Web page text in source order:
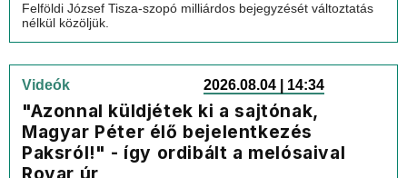
Felföldi József Tisza-szopó milliárdos bejegyzését változtatás
nélkül közöljük.
Videók 2026.08.04 | 14:34
"Azonnal küldjétek ki a sajtónak,
Magyar Péter élő bejelentkezés
Paksról!" - így ordibált a melósaival
Rovar úr